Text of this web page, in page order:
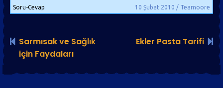
10 Şubat 2010 / Teamoore
Soru-Cevap
Sarmısak ve Sağlık
için Faydaları
Ekler Pasta Tarifi